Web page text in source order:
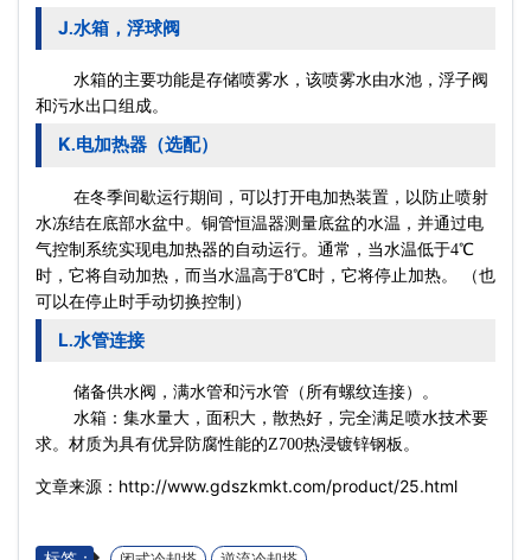
J.水箱，浮球阀
水箱的主要功能是存储喷雾水，该喷雾水由水池，浮子阀
和污水出口组成。
K.电加热器（选配）
在冬季间歇运行期间，可以打开电加热装置，以防止喷射
水冻结在底部水盆中。铜管恒温器测量底盆的水温，并通过电
气控制系统实现电加热器的自动运行。通常，当水温低于4℃
时，它将自动加热，而当水温高于8℃时，它将停止加热。 （也
可以在停止时手动切换控制）
L.水管连接
储备供水阀，满水管和污水管（所有螺纹连接）。
水箱：集水量大，面积大，散热好，完全满足喷水技术要
求。材质为具有优异防腐性能的Z700热浸镀锌钢板。
文章来源：http://www.gdszkmkt.com/product/25.html